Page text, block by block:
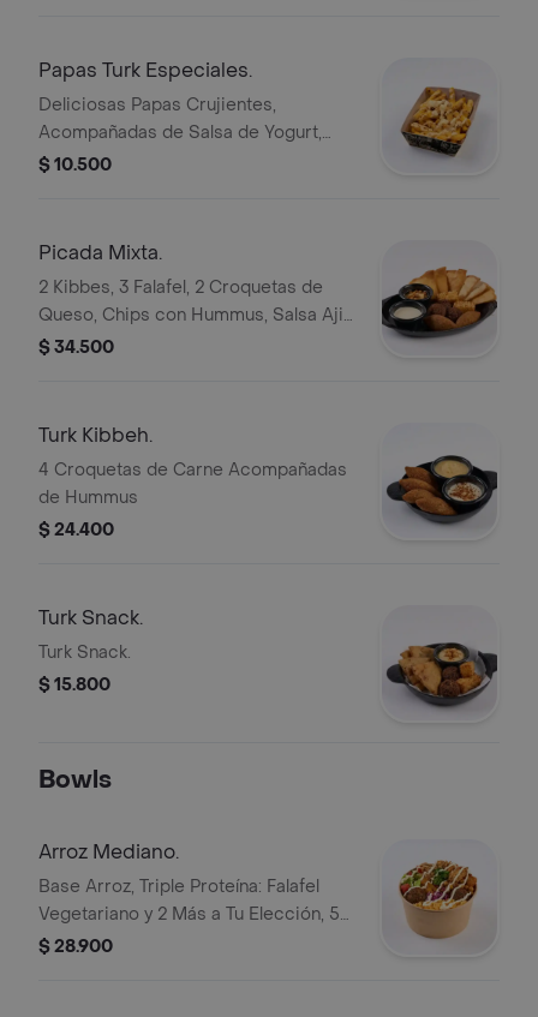
Papas Turk Especiales.
Deliciosas Papas Crujientes,
Acompañadas de Salsa de Yogurt,
Queso Feta y Turk Spice.
$ 10.500
Picada Mixta.
2 Kibbes, 3 Falafel, 2 Croquetas de
Queso, Chips con Hummus, Salsa Aji
y Yogurt
$ 34.500
Turk Kibbeh.
4 Croquetas de Carne Acompañadas
de Hummus
$ 24.400
Turk Snack.
Turk Snack.
$ 15.800
Bowls
Arroz Mediano.
Base Arroz, Triple Proteína: Falafel
Vegetariano y 2 Más a Tu Elección, 5
Topping, Pan, Mix de Lechugas,
$ 28.900